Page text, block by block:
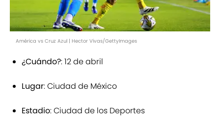
América vs Cruz Azul | Hector Vivas/GettyImages
¿Cuándo?: 12 de abril
Lugar: Ciudad de México
Estadio: Ciudad de los Deportes